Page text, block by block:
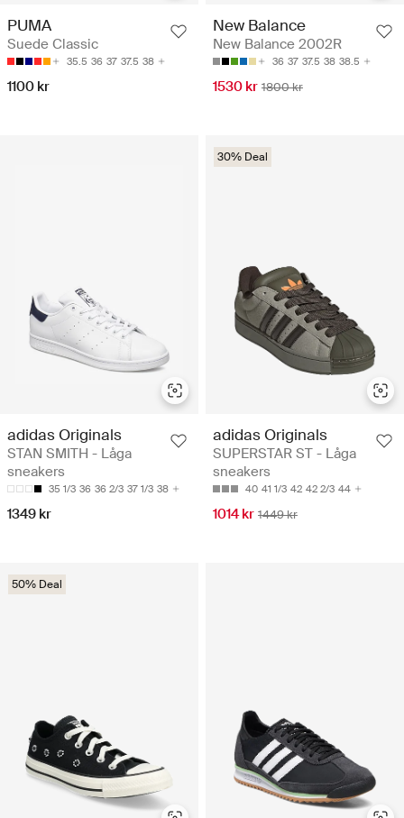
PUMA
Suede Classic
35.5 36 37 37.5 38
1100 kr
New Balance
New Balance 2002R
36 37 37.5 38 38.5
1530 kr 1800 kr
adidas Originals
STAN SMITH - Låga
sneakers
35 1/3 36 36 2/3 37 1/3 38
1349 kr
30% Deal
adidas Originals
SUPERSTAR ST - Låga
sneakers
40 41 1/3 42 42 2/3 44
1014 kr 1449 kr
50% Deal